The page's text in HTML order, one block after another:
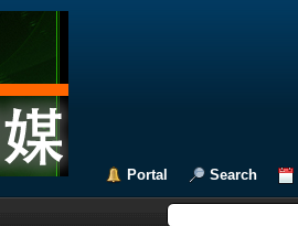
Portal Search